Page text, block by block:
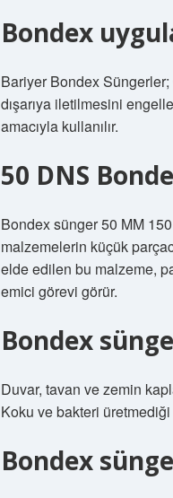
Bondex
Bariyer Bondex
dışarıya iletilmesini
amacıyla kullanılır.
50 DNS
Bondex sünger 50 MM
malzemelerin küçük
elde edilen bu malzeme,
emici görevi görür.
Bondex
Duvar, tavan ve zemin
Koku ve bakteri
Bondex